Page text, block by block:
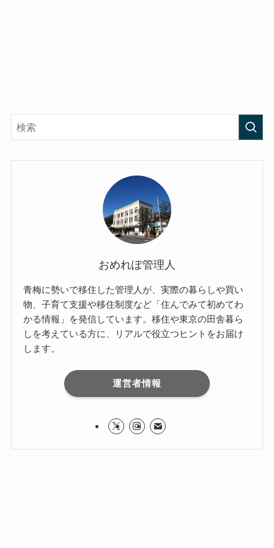
おめれぽ管理人
青梅に勢いで移住した管理人が、実際の暮らしや買い
物、子育て支援や移住制度など「住んでみて初めてわ
かる情報」を発信しています。移住や東京の田舎暮ら
しを考えている方に、リアルで役立つヒントをお届け
します。
運営者情報